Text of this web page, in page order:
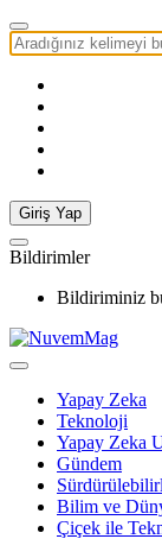
Giriş Yap
Bildirimler
Bildiriminiz
Yapay Zeka
Teknoloji
Yapay Zeka
Gündem
Bilim ve
Çiçek ile